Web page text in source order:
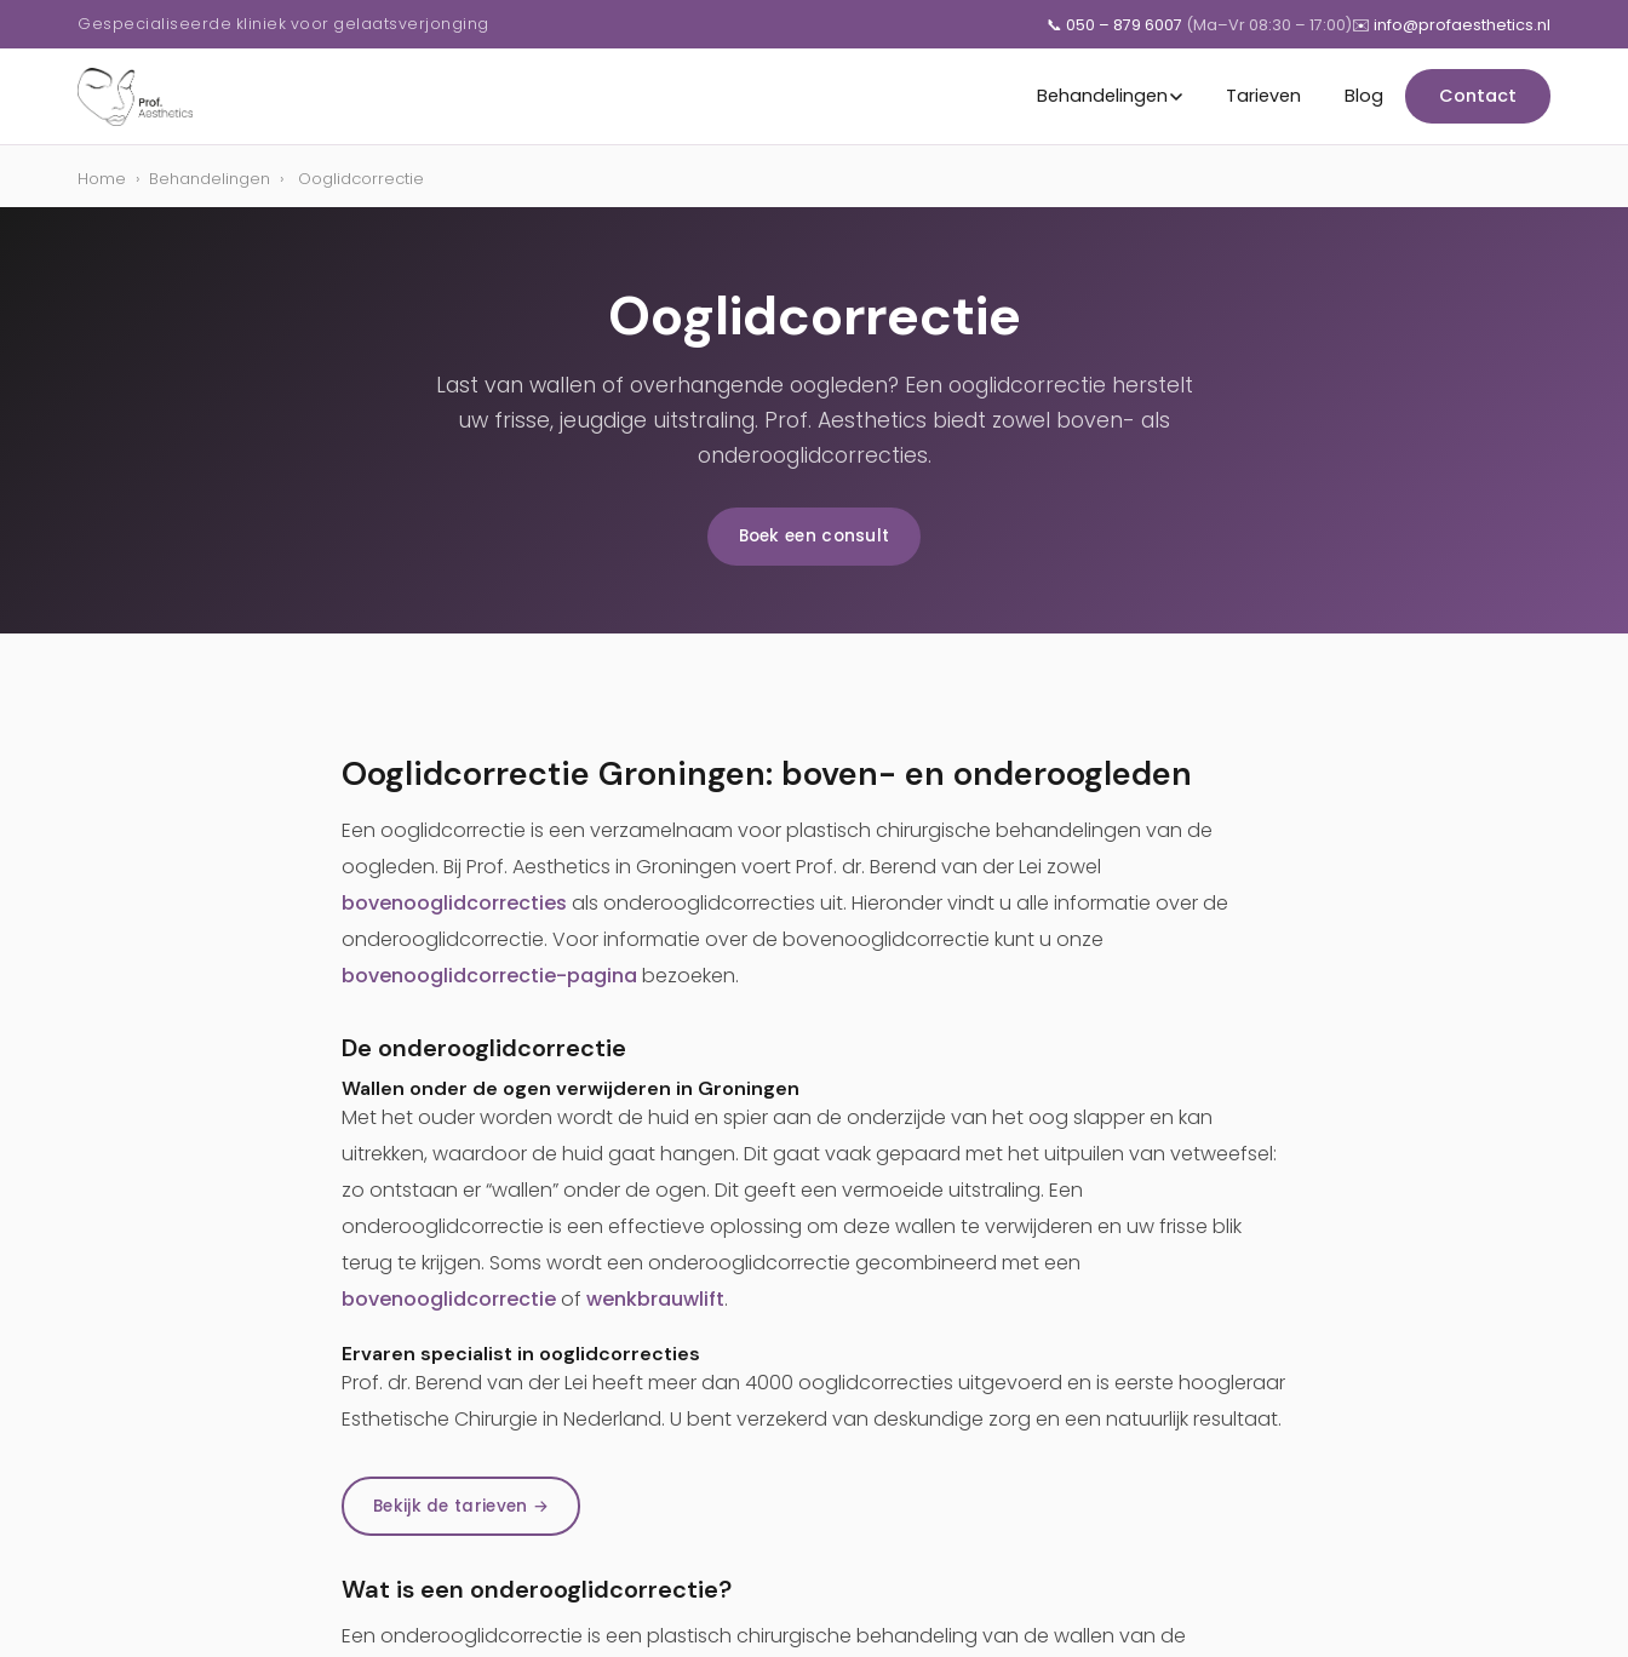
Gespecialiseerde kliniek voor gelaatsverjonging 📞 050 – 879 6007 (Ma–Vr 08:30 – 17:00)✉️ info@profaesthetics.nl
Behandelingen Tarieven Blog Contact
Home › Behandelingen › Ooglidcorrectie
Ooglidcorrectie
Last van wallen of overhangende oogleden? Een ooglidcorrectie herstelt
uw frisse, jeugdige uitstraling. Prof. Aesthetics biedt zowel boven- als
onderooglidcorrecties.
Boek een consult
Ooglidcorrectie Groningen: boven- en onderoogleden
Een ooglidcorrectie is een verzamelnaam voor plastisch chirurgische behandelingen van de
oogleden. Bij Prof. Aesthetics in Groningen voert Prof. dr. Berend van der Lei zowel
bovenooglidcorrecties als onderooglidcorrecties uit. Hieronder vindt u alle informatie over de
onderooglidcorrectie. Voor informatie over de bovenooglidcorrectie kunt u onze
bovenooglidcorrectie-pagina bezoeken.
De onderooglidcorrectie
Wallen onder de ogen verwijderen in Groningen
Met het ouder worden wordt de huid en spier aan de onderzijde van het oog slapper en kan
uitrekken, waardoor de huid gaat hangen. Dit gaat vaak gepaard met het uitpuilen van vetweefsel:
zo ontstaan er “wallen” onder de ogen. Dit geeft een vermoeide uitstraling. Een
onderooglidcorrectie is een effectieve oplossing om deze wallen te verwijderen en uw frisse blik
terug te krijgen. Soms wordt een onderooglidcorrectie gecombineerd met een
bovenooglidcorrectieof wenkbrauwlift.
Ervaren specialist in ooglidcorrecties
Prof. dr. Berend van der Lei heeft meer dan 4000 ooglidcorrecties uitgevoerd en is eerste hoogleraar
Esthetische Chirurgie in Nederland. U bent verzekerd van deskundige zorg en een natuurlijk resultaat.
Bekijk de tarieven →
Wat is een onderooglidcorrectie?
Een onderooglidcorrectie is een plastisch chirurgische behandeling van de wallen van de